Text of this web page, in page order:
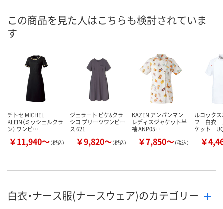
お届け日
数量
カゴへ カゴへ
この商品を見た人はこちらも検討されていま
す
チトセ MICHEL
KLEIN（ミッシェルクラ
ン） ワンピ…
￥11,940～（税込）
ジェラート ピケ&クラ
シコ プリーツワンピー
ス 621
￥9,820～（税込）
KAZEN アンパンマン
レディスジャケット半
袖 ANP05…
￥7,850～（税込）
ルコック
フ 白衣
ケット
￥
白衣・ナース服(ナースウェア)のカテゴリー